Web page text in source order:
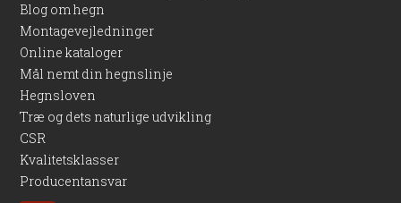
Blog om hegn
Montagevejledninger
Online kataloger
Mål nemt din hegnslinje
Hegnsloven
Træ og dets naturlige udvikling
CSR
Kvalitetsklasser
Producentansvar